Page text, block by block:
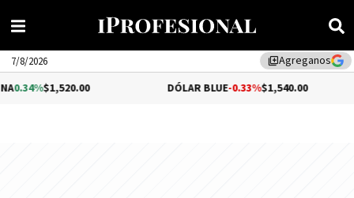
library_addAgreganos
7/8/2026
-0.33%$1,540.00